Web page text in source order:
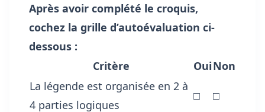
Après avoir complété le croquis,
cochez la grille d’autoévaluation ci-
dessous :
Critère
OuiNon
La légende est organisée en 2 à
4 parties logiques
□ □